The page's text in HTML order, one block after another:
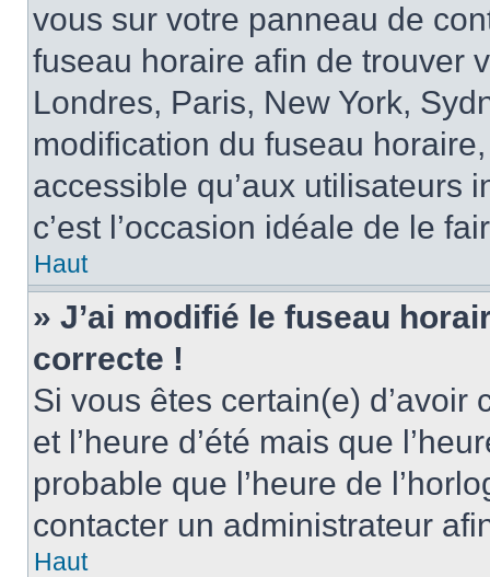
vous sur votre panneau de
fuseau horaire afin de trouver
Londres, Paris, New York,
modification du fuseau
accessible qu’aux utilisateurs
c’est l’occasion idéale de le
Haut
» J’ai modifié le fuseau
correcte !
Si vous êtes certain(e)
et l’heure d’été mais que
probable que l’heure de
contacter un administrateur
Haut